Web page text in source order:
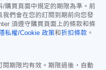
購買頁面中規定的期限為準。前
們會在您的訂閱到期前向您發
須遵守購買頁面上的條款和條
隱私權/Cookie 政策和折扣條款 。
閱期限均有效。期限過後，自動